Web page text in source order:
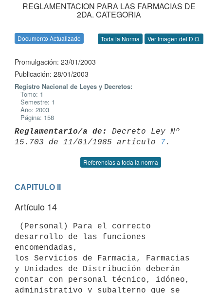
REGLAMENTACION PARA LAS FARMACIAS DE
2DA. CATEGORIA
Documento Actualizado Toda la Norma Ver Imagen del D.O.
Promulgación: 23/01/2003
Publicación: 28/01/2003
Registro Nacional de Leyes y Decretos:
Tomo: 1
Semestre: 1
Año: 2003
Página: 158
Reglamentario/a de:
Decreto Ley Nº
15.703 de 11/01/1985 artículo
7
Referencias a toda la norma
CAPITULO II
Artículo 14
desarrollo de las funciones
encomendadas,
los Servicios de Farmacia, Farmacias
y Unidades de Distribución deberán
contar con personal técnico, idóneo,
administrativo y subalterno que se